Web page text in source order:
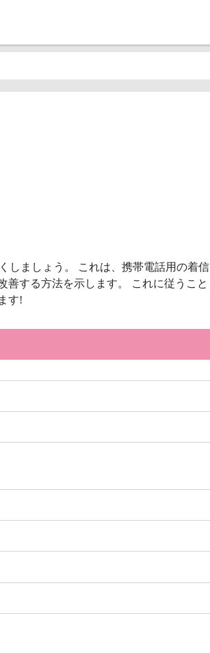
しましょう。 これは、携帯電話用の着信
善する方法を示します。 これに従うこと
す!